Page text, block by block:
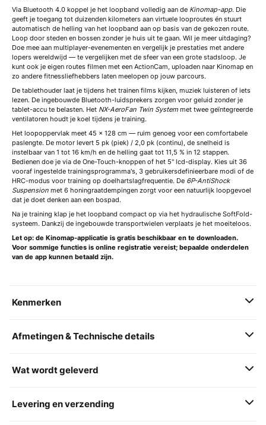
Via Bluetooth 4.0 koppel je het loopband volledig aan de Kinomap-app. Die
geeft je toegang tot duizenden kilometers aan virtuele looproutes én stuurt
automatisch de helling van het loopband aan op basis van de gekozen route.
Loop door steden en bossen zonder je huis uit te gaan. Wil je meer uitdaging?
Doe mee aan multiplayer-evenementen en vergelijk je prestaties met andere
lopers wereldwijd — te vergelijken met de sfeer van een grote stadsloop. Je
kunt ook je eigen routes filmen met een ActionCam, uploaden naar Kinomap en
zo andere fitnessliefhebbers laten meelopen op jouw parcours.
De tablethouder laat je tijdens het trainen films kijken, muziek luisteren of iets
lezen. De ingebouwde Bluetooth-luidsprekers zorgen voor geluid zonder je
tablet-accu te belasten. Het NX-AeroFan Twin System met twee geïntegreerde
ventilatoren houdt je koel tijdens je training.
Het loopoppervlak meet 45 x 128 cm — ruim genoeg voor een comfortabele
paslengte. De motor levert 5 pk (piek) / 2,0 pk (continu), de snelheid is
instelbaar van 1 tot 16 km/h en de helling gaat tot 11,5 % in 12 stappen.
Bedienen doe je via de One-Touch-knoppen of het 5" lcd-display. Kies uit 36
vooraf ingestelde trainingsprogramma's, 3 gebruikersdefinieerbare modi of de
HRC-modus voor training op doelhartslagfrequentie. De 6P-AntiShock
Suspension met 6 honingraatdempingen zorgt voor een natuurlijk loopgevoel
dat je doet denken aan een bospad.
Na je training klap je het loopband compact op via het hydraulische SoftFold-
systeem. Dankzij de ingebouwde transportwielen verplaats je het moeiteloos.
Let op: de Kinomap-applicatie is gratis beschikbaar en te downloaden.
Voor sommige functies is online registratie vereist; bepaalde onderdelen
van de app kunnen betaald zijn.
Kenmerken
Afmetingen & Technische details
Wat wordt geleverd
Levering en verzending